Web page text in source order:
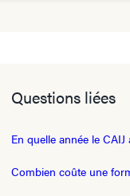
Questions liées
En quelle année le
Combien coûte une